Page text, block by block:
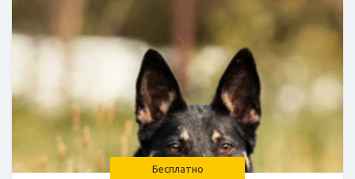
Бесплатно